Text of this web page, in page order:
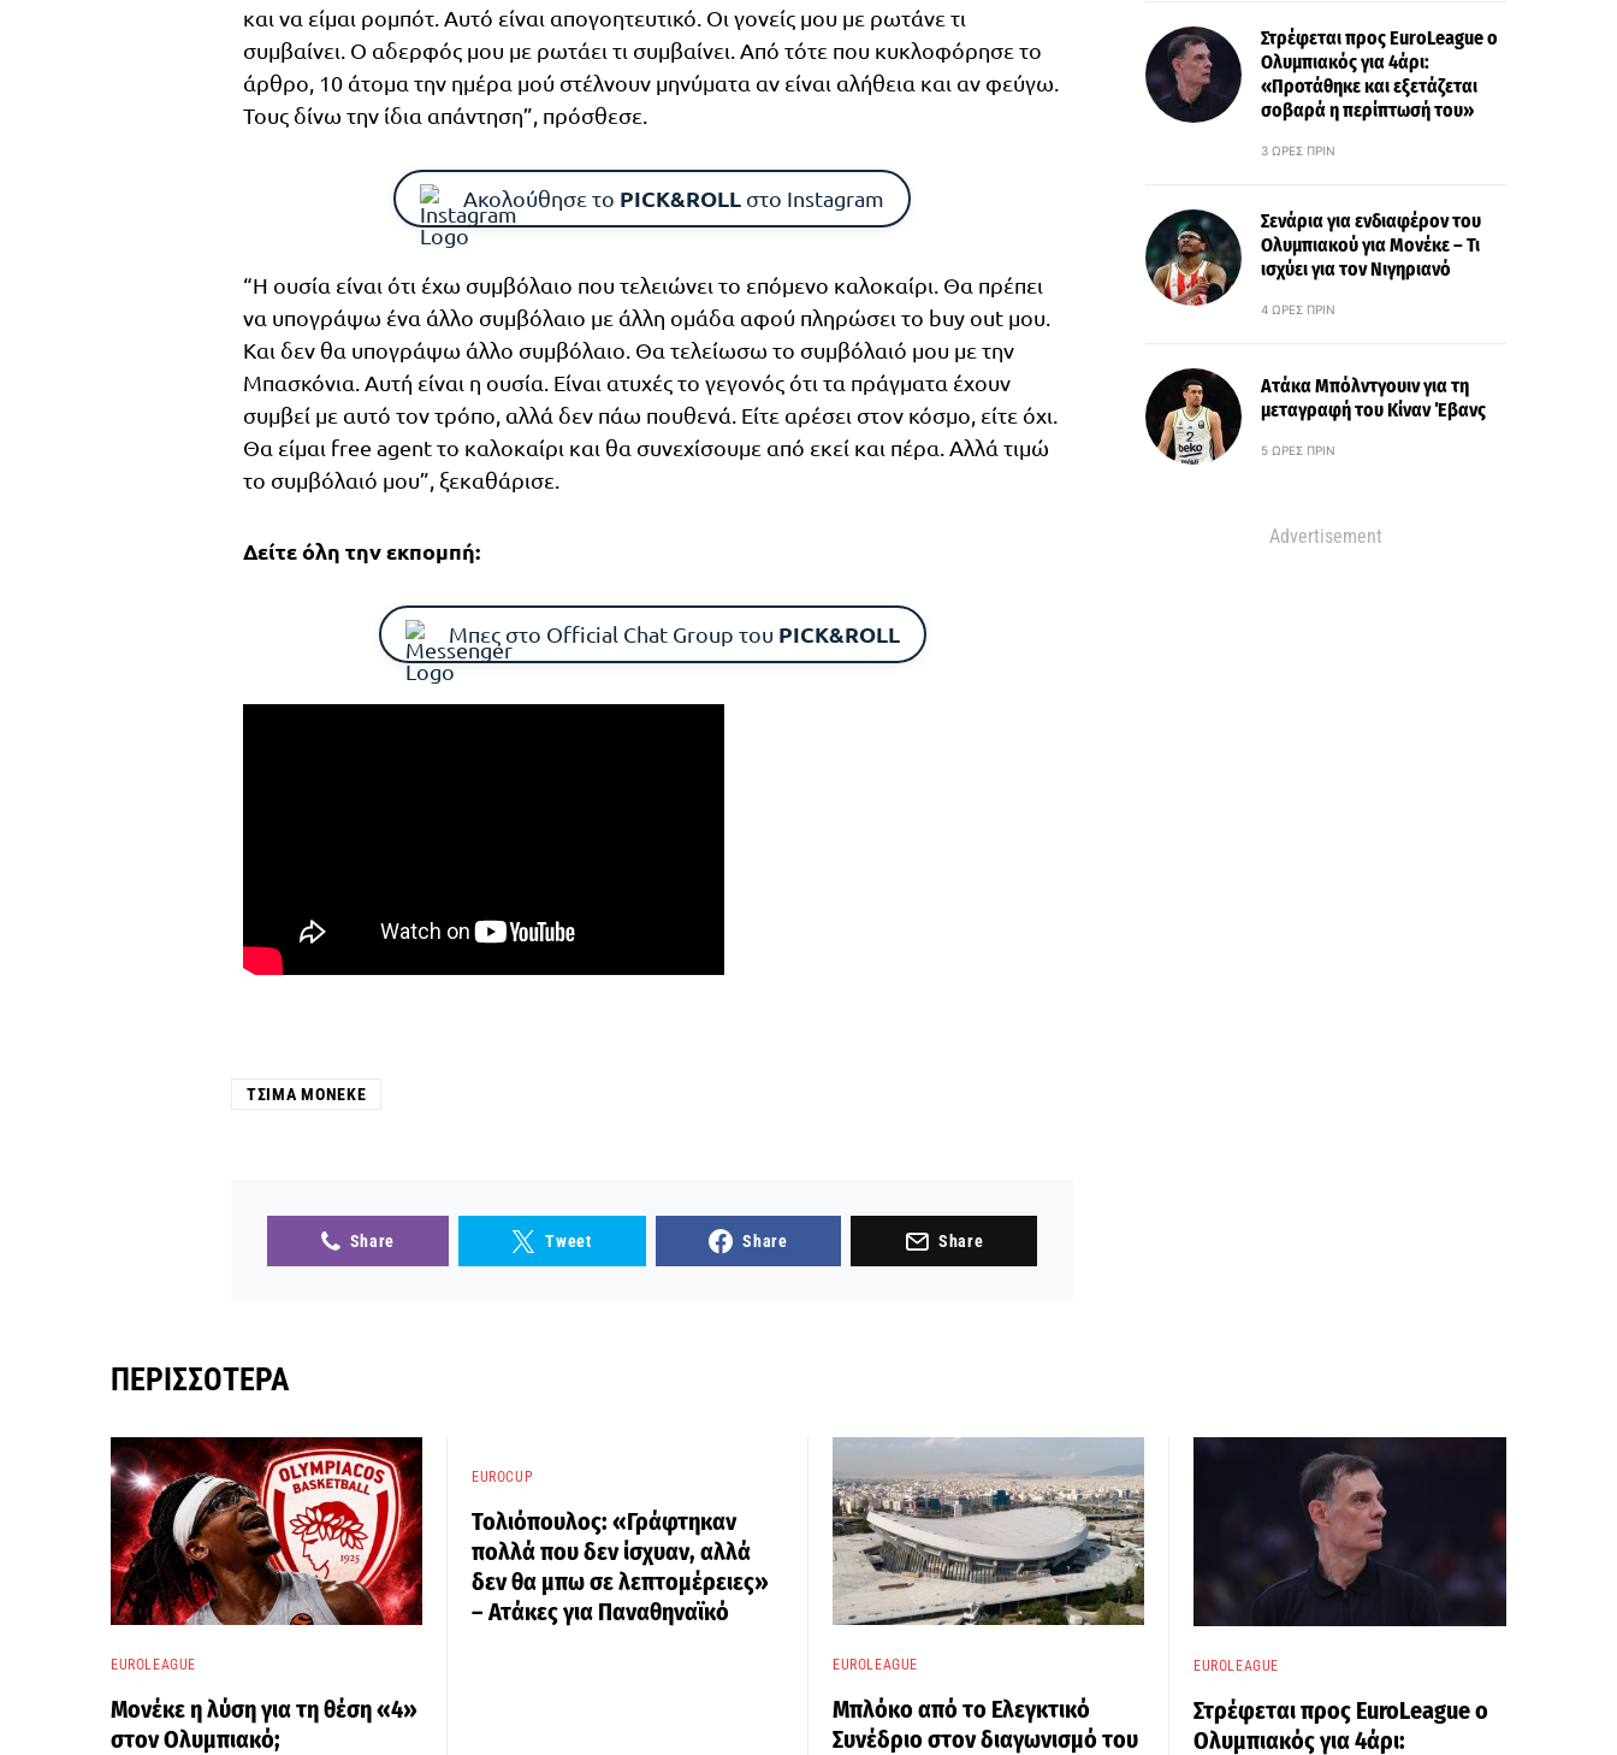
και να είμαι ρομπότ. Αυτό είναι απογοητευτικό. Οι γονείς μου με ρωτάνε τι
συμβαίνει. Ο αδερφός μου με ρωτάει τι συμβαίνει. Από τότε που κυκλοφόρησε το
άρθρο, 10 άτομα την ημέρα μού στέλνουν μηνύματα αν είναι αλήθεια και αν φεύγω.
Τους δίνω την ίδια απάντηση”, πρόσθεσε.
Ακολούθησε το PICK&ROLL στο Instagram
“Η ουσία είναι ότι έχω συμβόλαιο που τελειώνει το επόμενο καλοκαίρι. Θα πρέπει
να υπογράψω ένα άλλο συμβόλαιο με άλλη ομάδα αφού πληρώσει το buy out μου.
Και δεν θα υπογράψω άλλο συμβόλαιο. Θα τελείωσω το συμβόλαιό μου με την
Μπασκόνια. Αυτή είναι η ουσία. Είναι ατυχές το γεγονός ότι τα πράγματα έχουν
συμβεί με αυτό τον τρόπο, αλλά δεν πάω πουθενά. Είτε αρέσει στον κόσμο, είτε όχι.
Θα είμαι free agent το καλοκαίρι και θα συνεχίσουμε από εκεί και πέρα. Αλλά τιμώ
το συμβόλαιό μου”, ξεκαθάρισε.
Δείτε όλη την εκπομπή:
Μπες στο Official Chat Group του PICK&ROLL
ΤΣΊΜΑ ΜΟΝΈΚΕ
Share Tweet Share Share
Στρέφεται προς EuroLeague ο
Ολυμπιακός για 4άρι:
«Προτάθηκε και εξετάζεται
σοβαρά η περίπτωσή του»
3 ΏΡΕΣ ΠΡΙΝ
Σενάρια για ενδιαφέρον του
Ολυμπιακού για Μονέκε – Τι
ισχύει για τον Νιγηριανό
4 ΏΡΕΣ ΠΡΙΝ
Ατάκα Μπόλντγουιν για τη
μεταγραφή του Κίναν Έβανς
5 ΏΡΕΣ ΠΡΙΝ
Advertisement
ΠΕΡΙΣΣΌΤΕΡΑ
EUROLEAGUE
Μονέκε η λύση για τη θέση «4»
στον Ολυμπιακό;
EUROCUP
Τολιόπουλος: «Γράφτηκαν
πολλά που δεν ίσχυαν, αλλά
δεν θα μπω σε λεπτομέρειες»
– Ατάκες για Παναθηναϊκό
EUROLEAGUE
Μπλόκο από το Ελεγκτικό
Συνέδριο στον διαγωνισμό του
EUROLEAGUE
Στρέφεται προς EuroLeague ο
Ολυμπιακός για 4άρι: